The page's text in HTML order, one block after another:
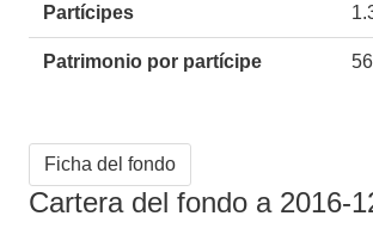
Partícipes
Patrimonio por partícipe
Ficha del fondo
Cartera del fondo a 2016-